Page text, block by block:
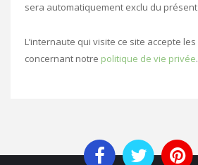
sera automatiquement exclu du
L’internaute qui visite ce site accepte
concernant notre politique de vie privée.